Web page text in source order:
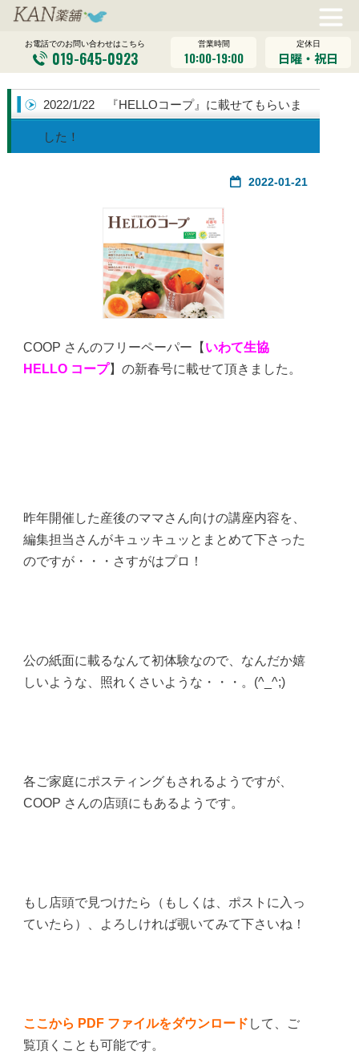
お電話でのお問い合わせはこちら
019-645-0923
営業時間
10:00-19:00
定休日
日曜・祝日
2022/1/22 『HELLOコープ』に載せてもらいま
した！
2022-01-21
COOP さんのフリーペーパー【 いわて生協
HELLO コープ】の新春号に載せて頂きました。
昨年開催した産後のママさん向けの講座内容を、
編集担当さんがキュッキュッとまとめて下さった
のですが・・・さすがはプロ！
公の紙面に載るなんて初体験なので、なんだか嬉
しいような、照れくさいような・・・。(^_^;)
各ご家庭にポスティングもされるようですが、
COOP さんの店頭にもあるようです。
もし店頭で見つけたら（もしくは、ポストに入っ
ていたら）、よろしければ覗いてみて下さいね！
ここから PDF ファイルをダウンロード して、ご
覧頂くことも可能です。